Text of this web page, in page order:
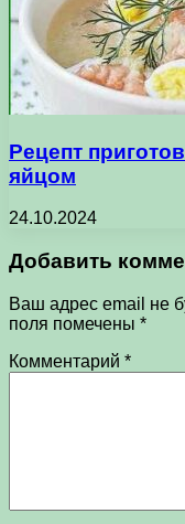
Рецепт
яйцом
24.10.2024
Добавить
Ваш адрес email не
поля помечены *
Комментарий *